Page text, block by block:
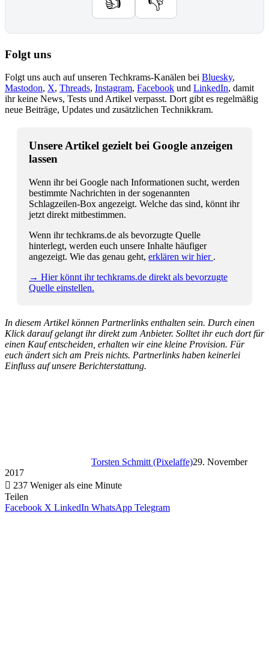
Folgt uns
Folgt uns auch auf unseren Techkrams-Kanälen bei Bluesky,
Mastodon, X, Threads, Instagram, Facebook und LinkedIn, damit
ihr keine News, Tests und Artikel verpasst. Dort gibt es regelmäßig
neue Beiträge, Updates und zusätzlichen Technikkram.
Unsere Artikel gezielt bei Google anzeigen
lassen
Wenn ihr bei Google nach Informationen sucht, werden
bestimmte Nachrichten in der sogenannten
Schlagzeilen-Box angezeigt. Welche das sind, könnt ihr
jetzt direkt mitbestimmen.
Wenn ihr techkrams.de als bevorzugte Quelle
hinterlegt, werden euch unsere Inhalte häufiger
angezeigt. Wie das genau geht, erklären wir hier .
→ Hier könnt ihr techkrams.de direkt als bevorzugte
Quelle einstellen.
In diesem Artikel können Partnerlinks enthalten sein. Durch einen
Klick darauf gelangt ihr direkt zum Anbieter. Solltet ihr euch dort für
einen Kauf entscheiden, erhalten wir eine kleine Provision. Für
euch ändert sich am Preis nichts. Partnerlinks haben keinerlei
Einfluss auf unsere Berichterstattung.
Torsten Schmitt (Pixelaffe)29. November
2017
237 Weniger als eine Minute
Teilen
Facebook X LinkedIn WhatsApp Telegram